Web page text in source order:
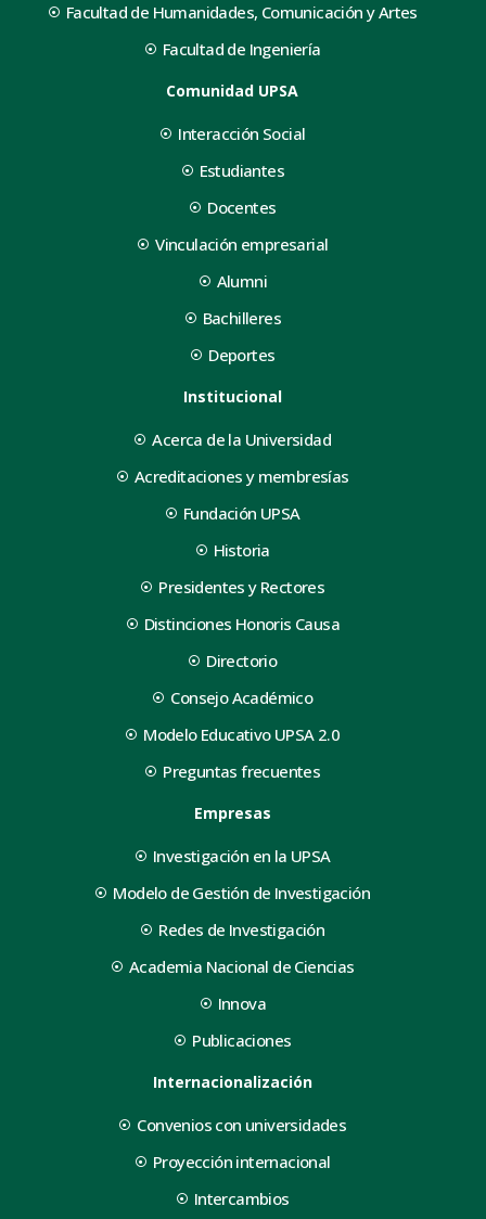
Facultad de Humanidades, Comunicación y Artes
Facultad de Ingeniería
Comunidad UPSA
Interacción Social
Estudiantes
Docentes
Vinculación empresarial
Alumni
Bachilleres
Deportes
Institucional
Acerca de la Universidad
Acreditaciones y membresías
Fundación UPSA
Historia
Presidentes y Rectores
Distinciones Honoris Causa
Directorio
Consejo Académico
Modelo Educativo UPSA 2.0
Preguntas frecuentes
Empresas
Investigación en la UPSA
Modelo de Gestión de Investigación
Redes de Investigación
Academia Nacional de Ciencias
Innova
Publicaciones
Internacionalización
Convenios con universidades
Proyección internacional
Intercambios